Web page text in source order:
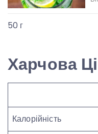
50 г
Харчова
Калорійність